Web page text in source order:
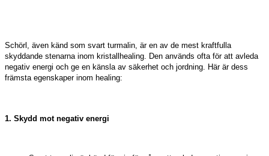
Schörl, även känd som svart turmalin, är en av de mest kraftfulla
skyddande stenarna inom kristallhealing. Den används ofta för att avleda
negativ energi och ge en känsla av säkerhet och jordning. Här är dess
främsta egenskaper inom healing:
1. Skydd mot negativ energi